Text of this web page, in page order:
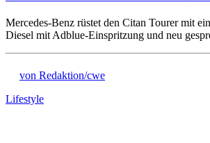
Mercedes-Benz rüstet den Citan Tourer mit
Diesel mit Adblue-Einspritzung und neu
von Redaktion/cwe
Lifestyle